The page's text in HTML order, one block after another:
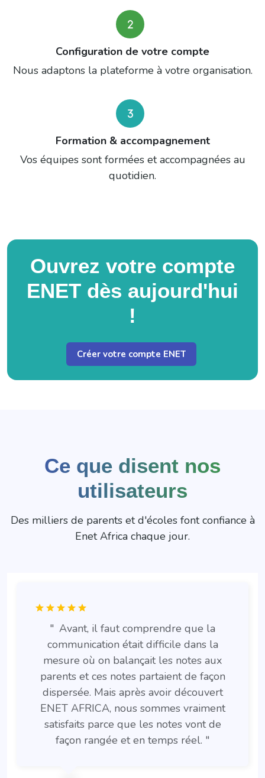
Configuration de votre compte
Nous adaptons la plateforme à votre organisation.
Formation & accompagnement
Vos équipes sont formées et accompagnées au
quotidien.
Ouvrez votre compte
ENET dès aujourd'hui
!
Créer votre compte ENET
Ce que disent nos
utilisateurs
Des milliers de parents et d'écoles font confiance à
Enet Africa chaque jour.
" Avant, il faut comprendre que la
communication était difficile dans la
mesure où on balançait les notes aux
parents et ces notes partaient de façon
dispersée. Mais après avoir découvert
ENET AFRICA, nous sommes vraiment
satisfaits parce que les notes vont de
façon rangée et en temps réel. "